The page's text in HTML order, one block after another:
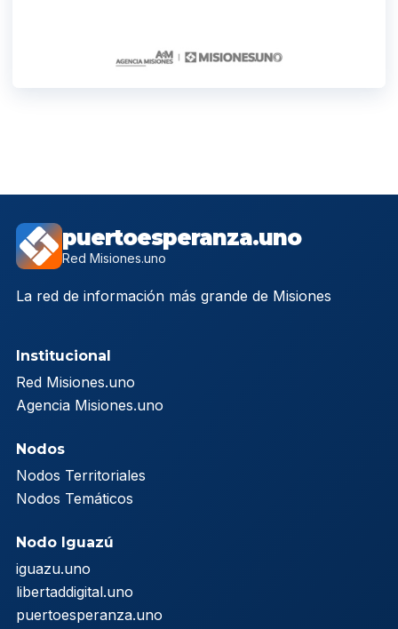
puertoesperanza.uno
Red Misiones.uno
La red de información más grande de Misiones
Institucional
Red Misiones.uno
Agencia Misiones.uno
Nodos
Nodos Territoriales
Nodos Temáticos
Nodo Iguazú
iguazu.uno
libertaddigital.uno
puertoesperanza.uno